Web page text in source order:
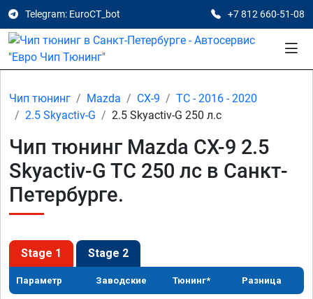
Telegram: EuroCT_bot +7 812 660-51-08
Чип тюнинг Mazda CX-9
TC - 2016 - 2020
2.5 Skyactiv-G
2.5 Skyactiv-G 250 л.с
Чип тюнинг Mazda CX-9 2.5
Skyactiv-G TC 250 лс в Санкт-
Петербурге.
Stage 1 Stage 2
Параметр Заводские Тюнинг* Разница